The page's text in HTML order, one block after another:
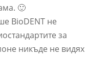
🙂
BioDENT не
за
никъде не видях